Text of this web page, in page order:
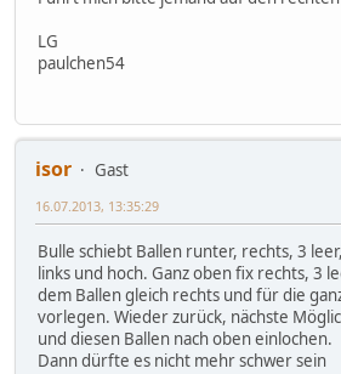
LG
paulchen54
isor
Gast
16.07.2013, 13:35:29
Bulle schiebt Ballen runter, rechts, 3
links und hoch. Ganz oben fix rechts, 3
dem Ballen gleich rechts und für die
vorlegen. Wieder zurück, nächste
und diesen Ballen nach oben einlochen.
Dann dürfte es nicht mehr schwer sein